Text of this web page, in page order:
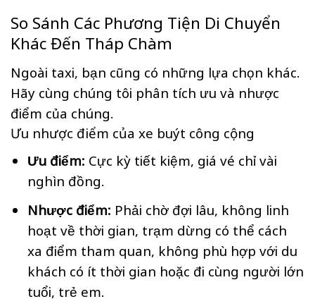
So Sánh Các Phương Tiện Di Chuyển
Khác Đến Tháp Chàm
Ngoài taxi, bạn cũng có những lựa chọn khác.
Hãy cùng chúng tôi phân tích ưu và nhược
điểm của chúng.
Ưu nhược điểm của xe buýt công cộng
Ưu điểm: Cực kỳ tiết kiệm, giá vé chỉ vài
nghìn đồng.
Nhược điểm: Phải chờ đợi lâu, không linh
hoạt về thời gian, trạm dừng có thể cách
xa điểm tham quan, không phù hợp với du
khách có ít thời gian hoặc đi cùng người lớn
tuổi, trẻ em.